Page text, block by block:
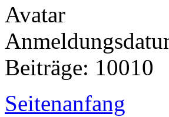
Beiträge: 10010
Seitenanfang